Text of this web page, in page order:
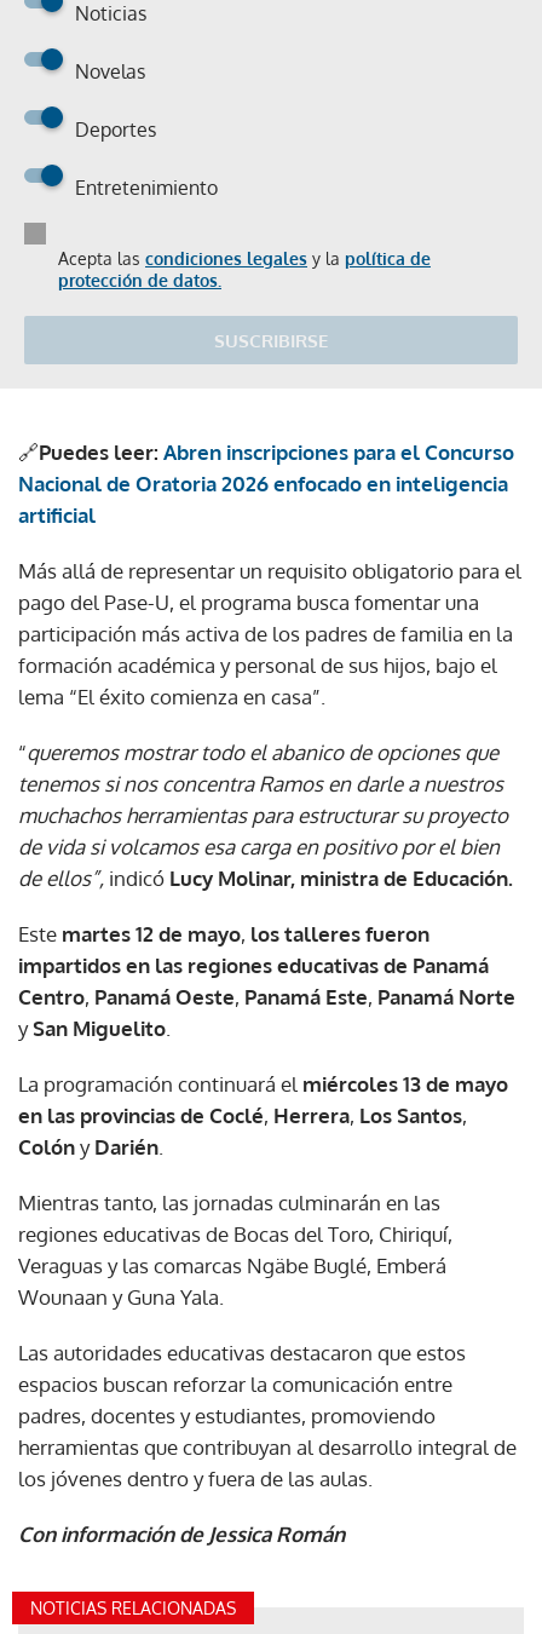
Noticias
Novelas
Deportes
Entretenimiento
Acepta las condiciones legales y la política de
protección de datos.
SUSCRIBIRSE
🔗Puedes leer: Abren inscripciones para el Concurso
Nacional de Oratoria 2026 enfocado en inteligencia
artificial
Más allá de representar un requisito obligatorio para el
pago del Pase-U, el programa busca fomentar una
participación más activa de los padres de familia en la
formación académica y personal de sus hijos, bajo el
lema “El éxito comienza en casa”.
“queremos mostrar todo el abanico de opciones que
tenemos si nos concentra Ramos en darle a nuestros
muchachos herramientas para estructurar su proyecto
de vida si volcamos esa carga en positivo por el bien
de ellos”, indicó Lucy Molinar, ministra de Educación.
Este martes 12 de mayo, los talleres fueron
impartidos en las regiones educativas de Panamá
Centro, Panamá Oeste, Panamá Este, Panamá Norte
ySan Miguelito
La programación continuará el miércoles 13 de mayo
en las provincias de Coclé, Herrera, Los Santos,
ColónyDarién
Mientras tanto, las jornadas culminarán en las
regiones educativas de Bocas del Toro, Chiriquí,
Veraguas y las comarcas Ngäbe Buglé, Emberá
Wounaan y Guna Yala.
Las autoridades educativas destacaron que estos
espacios buscan reforzar la comunicación entre
padres, docentes y estudiantes, promoviendo
herramientas que contribuyan al desarrollo integral de
los jóvenes dentro y fuera de las aulas.
Con información de Jessica Román
NOTICIAS RELACIONADAS